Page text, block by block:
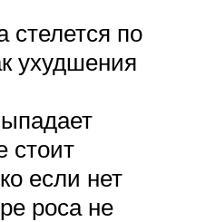
стелется по
ухудшения
стоит
если нет
роса не